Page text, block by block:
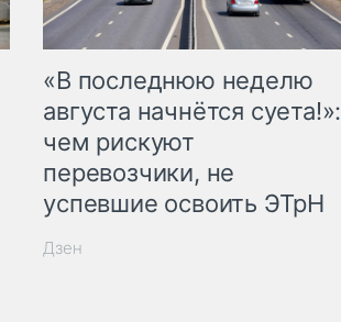
«В последнюю неделю
августа начнётся суета!»:
чем рискуют
перевозчики, не
успевшие освоить ЭТрН
Дзен